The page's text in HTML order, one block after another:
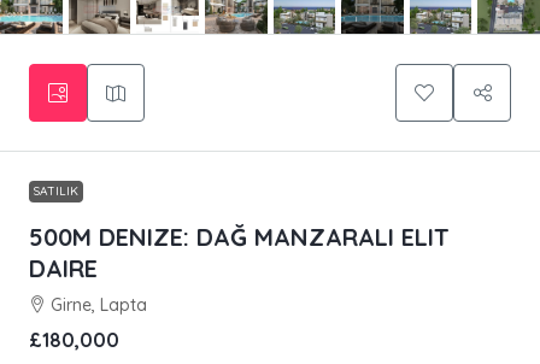
SATILIK
500M DENIZE: DAĞ MANZARALI ELIT
DAIRE
Girne, Lapta
£180,000